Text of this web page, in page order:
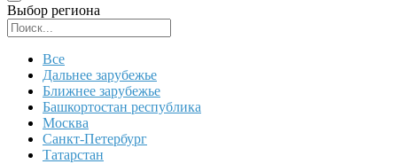
Выбор региона
Все
Дальнее зарубежье
Ближнее зарубежье
Башкортостан республика
Москва
Санкт-Петербург
Татарстан